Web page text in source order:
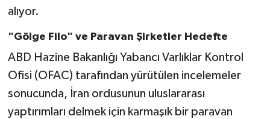
alıyor.
"Gölge Filo" ve Paravan Şirketler Hedefte
ABD Hazine Bakanlığı Yabancı Varlıklar Kontrol
Ofisi (OFAC) tarafından yürütülen incelemeler
sonucunda, İran ordusunun uluslararası
yaptırımları delmek için karmaşık bir paravan